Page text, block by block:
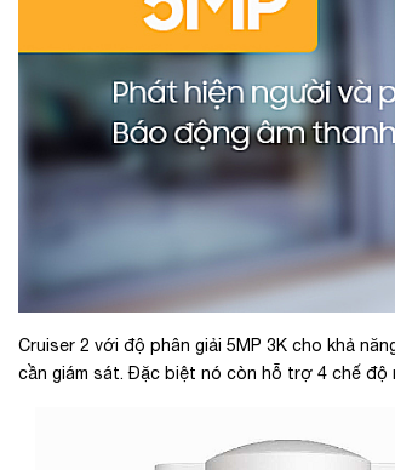
Cruiser 2 với độ phân giải 5MP 3K cho khả
cần giám sát. Đặc biệt nó còn hỗ trợ 4 chế